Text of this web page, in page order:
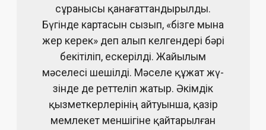
сұранысы қана­ғаттандырылды.
Бүгінде картасын сызып, «бізге мына
жер керек» деп алып кел­гендері бәрі
бекітіліп, ескерілді. Жайылым
мәселесі шешілді. Мәселе құжат жү­
зінде де реттеліп жатыр. Әкімдік
қызметкерлерінің айтуынша, қазір
мемлекет мен­шігіне қайтарылған